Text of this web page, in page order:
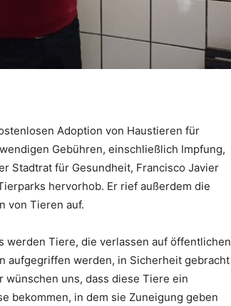
Adoption von Haustieren für
Gebühren, einschließlich Impfung,
Stadtrat für Gesundheit, Francisco Javier
hervorhob. Er rief außerdem die
von Tieren auf.
werden Tiere, die verlassen auf öffentlichen
aufgegriffen werden, in Sicherheit gebracht
wünschen uns, dass diese Tiere ein
bekommen, in dem sie Zuneigung geben